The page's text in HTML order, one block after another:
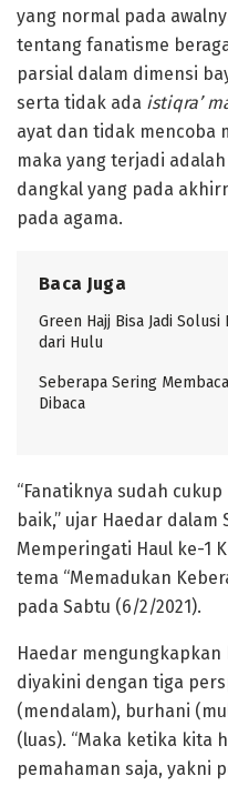
yang normal pada
tentang fanatisme
parsial dalam dimensi
serta tidak ada istiqra’
ayat dan tidak mencoba
maka yang terjadi
dangkal yang pada
pada agama.
Baca Juga
Green Hajj Bisa Jadi
dari Hulu
Seberapa Sering
Dibaca
“Fanatiknya sudah
baik,” ujar Haedar dalam
Memperingati Haul ke-1
tema “Memadukan
pada Sabtu (6/2/2021).
Haedar
diyakini dengan tiga
(mendalam), burhani
(luas). “Maka ketika kita
pemahaman saja, yakni